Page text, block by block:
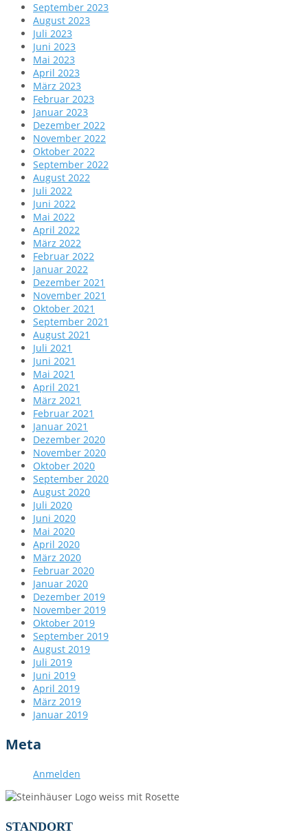
September 2023
August 2023
Juli 2023
Juni 2023
Mai 2023
April 2023
März 2023
Februar 2023
Januar 2023
Dezember 2022
November 2022
Oktober 2022
September 2022
August 2022
Juli 2022
Juni 2022
Mai 2022
April 2022
März 2022
Februar 2022
Januar 2022
Dezember 2021
November 2021
Oktober 2021
September 2021
August 2021
Juli 2021
Juni 2021
Mai 2021
April 2021
März 2021
Februar 2021
Januar 2021
Dezember 2020
November 2020
Oktober 2020
September 2020
August 2020
Juli 2020
Juni 2020
Mai 2020
April 2020
März 2020
Februar 2020
Januar 2020
Dezember 2019
November 2019
Oktober 2019
September 2019
August 2019
Juli 2019
Juni 2019
April 2019
März 2019
Januar 2019
Meta
Anmelden
STANDORT